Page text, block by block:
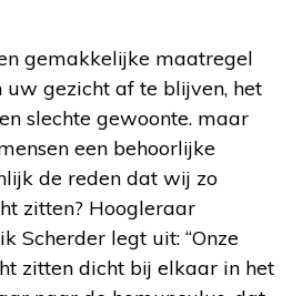
gemakkelijke maatregel
gezicht af te blijven, het
slechte gewoonte. maar
een behoorlijke
de reden dat wij zo
zitten? Hoogleraar
Scherder legt uit: “Onze
zitten dicht bij elkaar in het